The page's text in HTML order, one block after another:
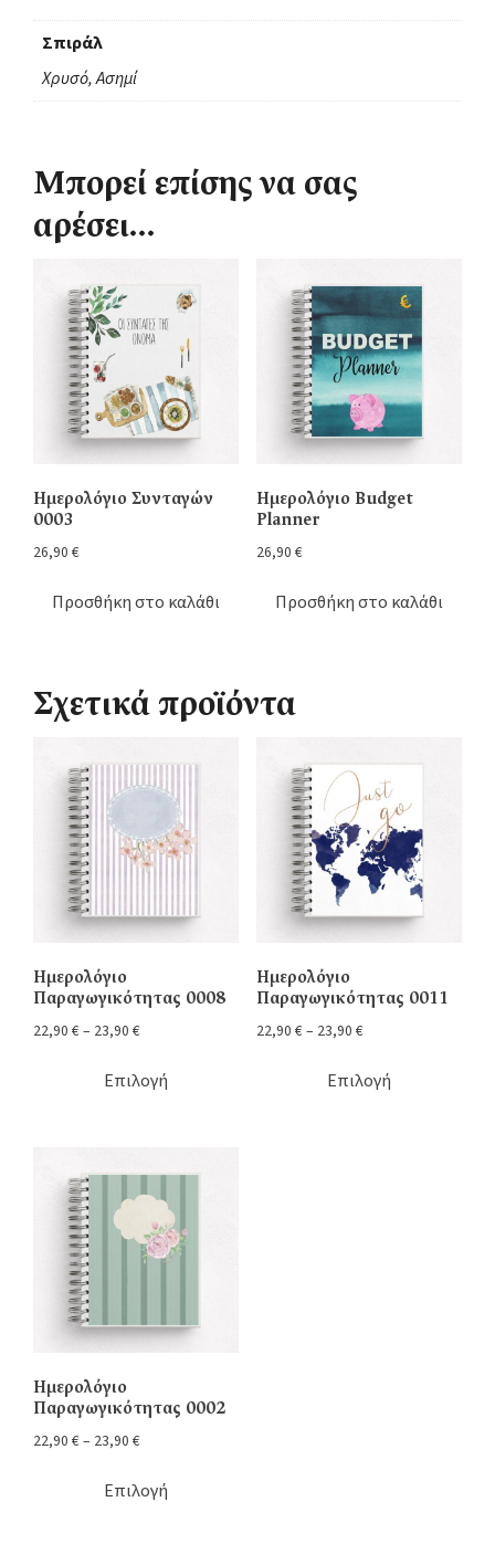
Σπιράλ
Χρυσό, Ασημί
Μπορεί επίσης να σας
αρέσει…
Ημερολόγιο Συνταγών
0003
26,90 €
Προσθήκη στο καλάθι
Ημερολόγιο Budget
Planner
26,90 €
Προσθήκη στο καλάθι
Σχετικά προϊόντα
Ημερολόγιο
Παραγωγικότητας 0008
22,90 € – 23,90 €
Επιλογή
Ημερολόγιο
Παραγωγικότητας 0011
22,90 € – 23,90 €
Επιλογή
Ημερολόγιο
Παραγωγικότητας 0002
22,90 € – 23,90 €
Επιλογή